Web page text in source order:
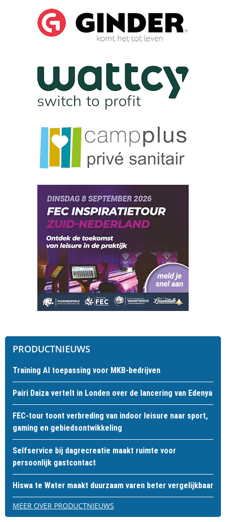
PRODUCTNIEUWS
Training AI toepassing voor MKB-bedrijven
Pairi Daiza vertelt in Londen over de lancering van Edenya
FEC-tour toont verbreding van indoor leisure naar sport,
gaming en gebiedsontwikkeling
Selfservice bij dagrecreatie maakt ruimte voor
persoonlijk gastcontact
Hiswa te Water maakt duurzaam varen beter vergelijkbaar
MEER OVER PRODUCTNIEUWS